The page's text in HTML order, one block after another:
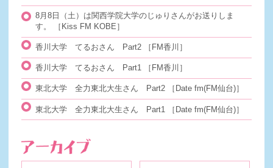
8月8日（土）は関西学院大学のじゅりさんがお送りしま
す。
［Kiss FM KOBE］
香川大学 てるおさん Part2 ［FM香川］
香川大学 てるおさん Part1 ［FM香川］
東北大学 全力東北大生さん Part2 ［Date fm(FM仙台)］
東北大学 全力東北大生さん Part1 ［Date fm(FM仙台)］